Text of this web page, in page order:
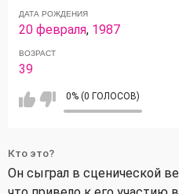
ДАТА РОЖДЕНИЯ
20 февраля, 1987
ВОЗРАСТ
39
0% (0 ГОЛОСОВ)
Кто это?
Он сыграл в сценической